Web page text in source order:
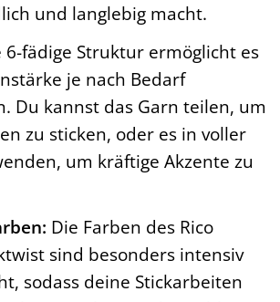
und langlebig macht.
6-fädige Struktur ermöglicht es
je nach Bedarf
Du kannst das Garn teilen, um
zu sticken, oder es in voller
um kräftige Akzente zu
Die Farben des Rico
sind besonders intensiv
sodass deine Stickarbeiten